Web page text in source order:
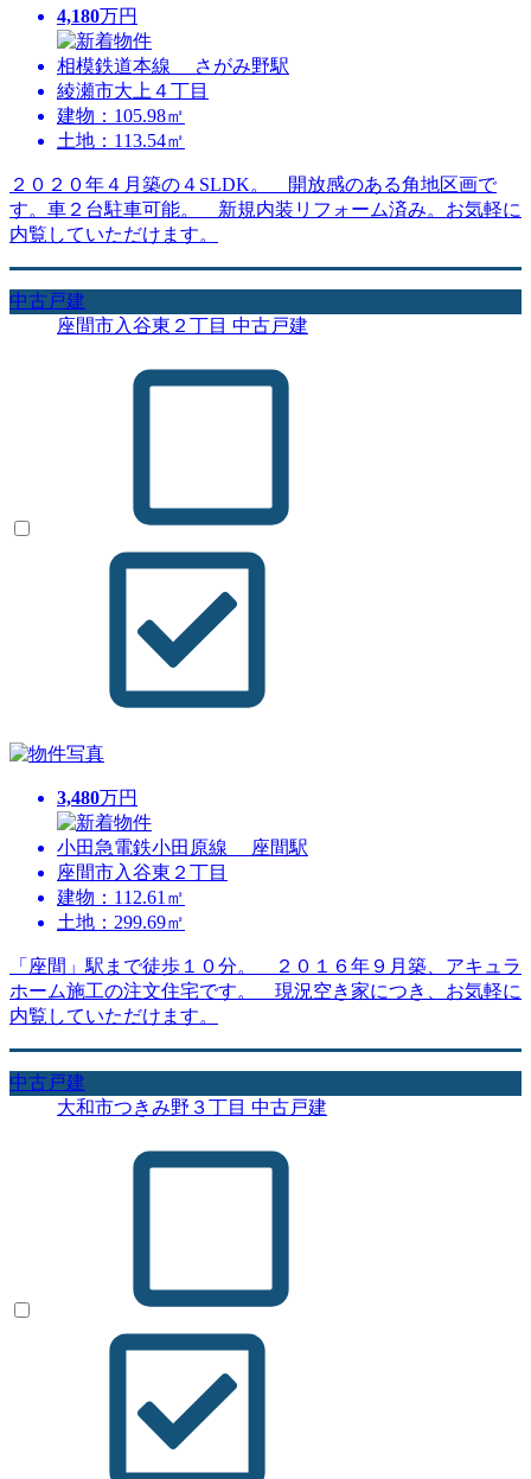
4,180万円
相模鉄道本線 さがみ野駅
綾瀬市大上４丁目
建物：105.98㎡
土地：113.54㎡
２０２０年４月築の４SLDK。 開放感のある角地区画で
す。車２台駐車可能。 新規内装リフォーム済み。お気軽に
内覧していただけます。
中古戸建
座間市入谷東２丁目 中古戸建
3,480万円
小田急電鉄小田原線 座間駅
座間市入谷東２丁目
建物：112.61㎡
土地：299.69㎡
「座間」駅まで徒歩１０分。 ２０１６年９月築、アキュラ
ホーム施工の注文住宅です。 現況空き家につき、お気軽に
内覧していただけます。
中古戸建
大和市つきみ野３丁目 中古戸建